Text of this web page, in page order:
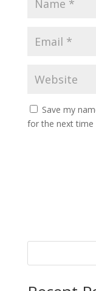
Save my
for the next time